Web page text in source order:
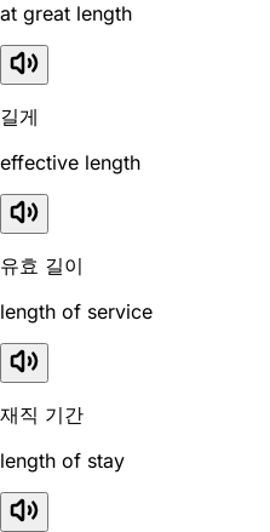
at great length
길게
effective length
유효 길이
length of service
재직 기간
length of stay